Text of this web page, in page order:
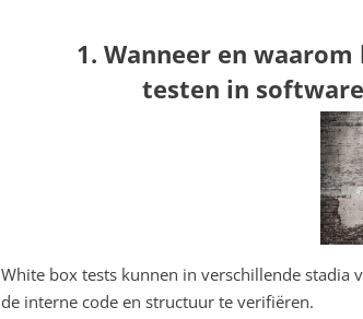
1. Wanneer en
testen in
White box tests kunnen in verschillende stadia
de interne code en structuur te verifiëren.